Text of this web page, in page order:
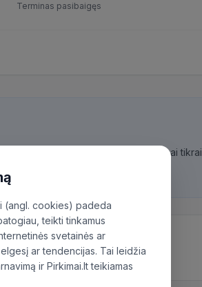
Terminas pasibaigęs
BVPŽ kodų, kad aktualūs skelbimai tikrai
(angl. cookies) padeda
teikti tinkamus
svetainės ar
ar tendencijas. Tai leidžia
ir Pirkimai.lt teikiamas